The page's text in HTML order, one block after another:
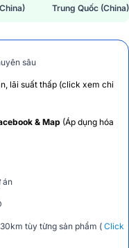
Trung Quốc (China)
sâu
lãi suất thấp (click xem chi
& Map (Áp dụng hóa
án
tùy từng sản phẩm (Click